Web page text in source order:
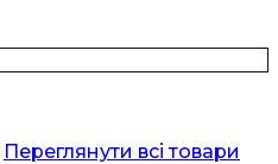
Переглянути всі товари